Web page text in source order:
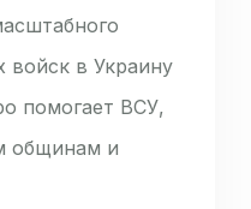
войск в Украину
помогает ВСУ,
общинам и